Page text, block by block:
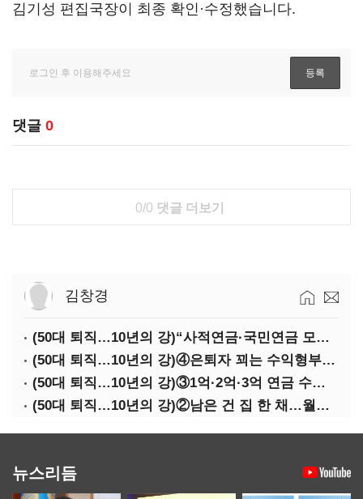
김기성 편집국장이 최종 확인·수정했습니다.
댓글 0
0/0 댓글 더보기
김창경
(50대 퇴직…10년의 강)“사적연금·국민연금 모두 당겨서 수령해야”
(50대 퇴직…10년의 강)④은퇴자 꾀는 수익형부동산·전업투자·편의점 창업
(50대 퇴직…10년의 강)③1억·2억·3억 연금 수령 전략
(50대 퇴직…10년의 강)②남은 건 집 한 채…월세 vs 배당 vs 주택연금
뉴스리듬